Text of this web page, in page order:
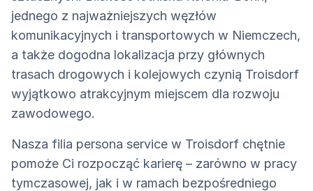
jednego z najważniejszych węzłów
komunikacyjnych i transportowych w Niemczech,
a także dogodna lokalizacja przy głównych
trasach drogowych i kolejowych czynią Troisdorf
wyjątkowo atrakcyjnym miejscem dla rozwoju
zawodowego.
Nasza filia persona service w Troisdorf chętnie
pomoże Ci rozpocząć karierę – zarówno w pracy
tymczasowej, jak i w ramach bezpośredniego